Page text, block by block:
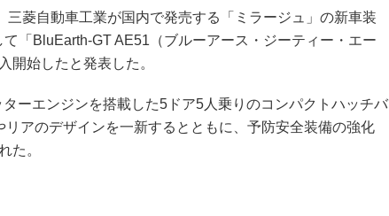
菱自動車工業が国内で発売する「ミラージュ」の新車装
「BluEarth-GT AE51（ブルーアース・ジーティー・エー
開始したと発表した。
ーエンジンを搭載した5ドア5人乗りのコンパクトハッチバ
リアのデザインを一新するとともに、予防安全装備の強化
た。